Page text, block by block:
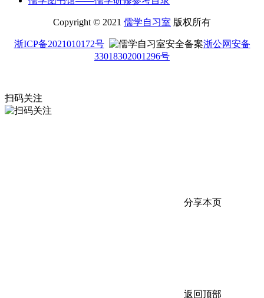
Copyright © 2021 儒学自习室 版权所有
浙ICP备2021010172号
浙公网安备
33018302001296号
扫码关注
分享本页
返回顶部